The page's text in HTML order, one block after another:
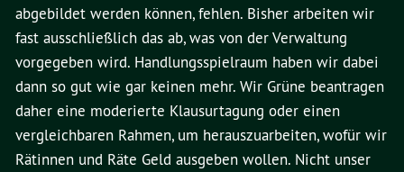
abgebildet werden können, fehlen. Bisher arbeiten wir
fast ausschließlich das ab, was von der Verwaltung
vorgegeben wird. Handlungsspielraum haben wir dabei
dann so gut wie gar keinen mehr. Wir Grüne beantragen
daher eine moderierte Klausurtagung oder einen
vergleichbaren Rahmen, um herauszuarbeiten, wofür wir
Rätinnen und Räte Geld ausgeben wollen. Nicht unser